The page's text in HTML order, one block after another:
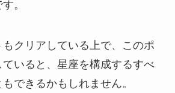
。
もクリアしている上で、このポ
いると、星座を構成するすべ
できるかもしれません。